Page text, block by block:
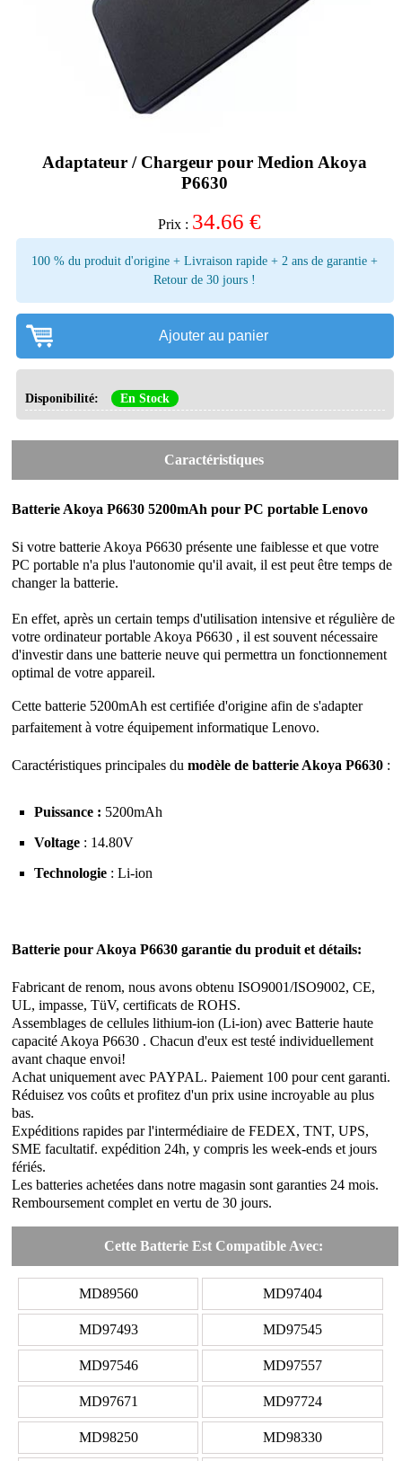
Adaptateur / Chargeur pour Medion Akoya
P6630
Prix : 34.66 €
100 % du produit d'origine + Livraison rapide + 2 ans de garantie +
Retour de 30 jours !
Ajouter au panier
Disponibilité: En Stock
Caractéristiques
Batterie Akoya P6630 5200mAh pour PC portable Lenovo
Si votre batterie Akoya P6630 présente une faiblesse et que votre
PC portable n'a plus l'autonomie qu'il avait, il est peut être temps de
changer la batterie.
En effet, après un certain temps d'utilisation intensive et régulière de
votre ordinateur portable Akoya P6630 , il est souvent nécessaire
d'investir dans une batterie neuve qui permettra un fonctionnement
optimal de votre appareil.
Cette batterie 5200mAh est certifiée d'origine afin de s'adapter
parfaitement à votre équipement informatique Lenovo.
Caractéristiques principales dumodèle de batterie Akoya P6630 :
Puissance : 5200mAh
Voltage : 14.80V
Technologie : Li-ion
Batterie pour Akoya P6630 garantie du produit et détails:
Fabricant de renom, nous avons obtenu ISO9001/ISO9002, CE,
UL, impasse, TüV, certificats de ROHS.
Assemblages de cellules lithium-ion (Li-ion) avec Batterie haute
capacité Akoya P6630 . Chacun d'eux est testé individuellement
avant chaque envoi!
Achat uniquement avec PAYPAL. Paiement 100 pour cent garanti.
Réduisez vos coûts et profitez d'un prix usine incroyable au plus
bas.
Expéditions rapides par l'intermédiaire de FEDEX, TNT, UPS,
SME facultatif. expédition 24h, y compris les week-ends et jours
fériés.
Les batteries achetées dans notre magasin sont garanties 24 mois.
Remboursement complet en vertu de 30 jours.
Cette Batterie Est Compatible Avec:
MD89560 MD97404
MD97493 MD97545
MD97546 MD97557
MD97671 MD97724
MD98250 MD98330